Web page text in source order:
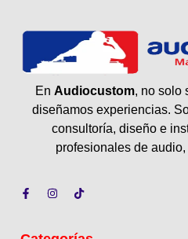
En Audiocustom, no solo
diseñamos experiencias.
consultoría, diseño e
profesionales de